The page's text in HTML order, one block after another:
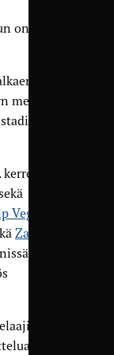
on vapaa
ja
menijöille
Vegan
Zafranin
on
ja
ja sen